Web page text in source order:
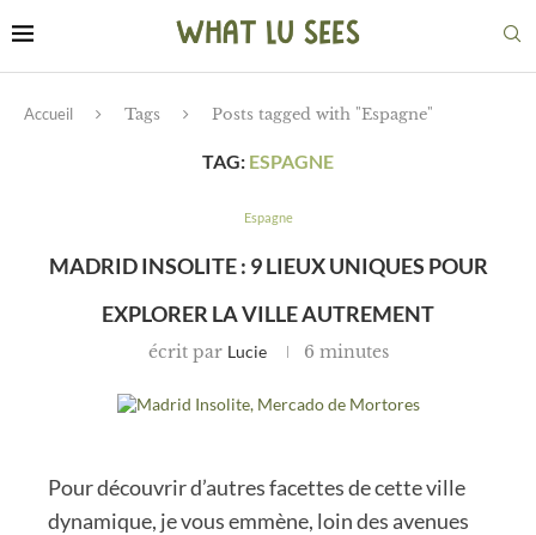
Accueil Tags Posts tagged with "Espagne"
TAG: ESPAGNE
Espagne
MADRID INSOLITE : 9 LIEUX UNIQUES POUR
EXPLORER LA VILLE AUTREMENT
écrit par Lucie 6 minutes
Pour découvrir d’autres facettes de cette ville
dynamique, je vous emmène, loin des avenues